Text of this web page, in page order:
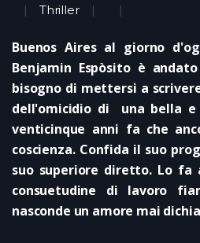
Thriller
Buenos Aires al giorno
Benjamin Espòsito è
bisogno di mettersi a
dell'omicidio di una bella e
venticinque anni fa che
coscienza. Confida il suo
suo superiore diretto. Lo fa
consuetudine di lavoro
nasconde un amore mai